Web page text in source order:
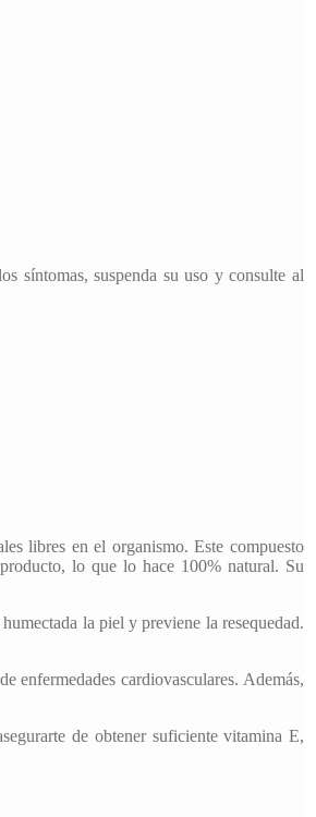
síntomas, suspenda su uso y consulte al
libres en el organismo. Este compuesto
lo que lo hace 100% natural. Su
la piel y previene la resequedad.
cardiovasculares. Además,
de obtener suficiente vitamina E,